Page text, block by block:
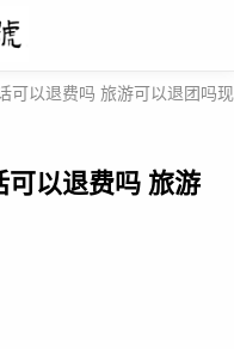
可以退费吗 旅游可以退团吗现
可以退费吗 旅游